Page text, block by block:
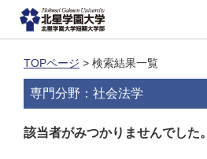
TOPページ > 検索結果一覧
専門分野：社会法学
該当者がみつかりませんでした。